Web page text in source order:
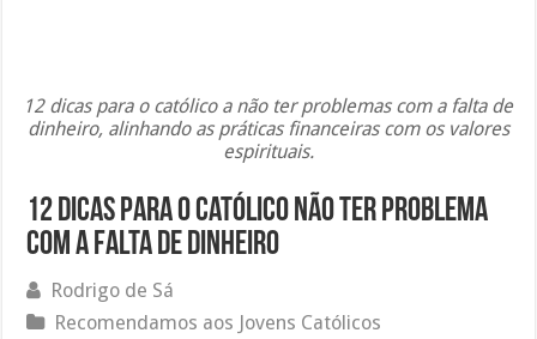
12 dicas para o católico a não ter problemas com a falta de
dinheiro, alinhando as práticas financeiras com os valores
espirituais.
12 Dicas para o católico não ter problema
com a falta de dinheiro
Rodrigo de Sá
Recomendamos aos Jovens Católicos